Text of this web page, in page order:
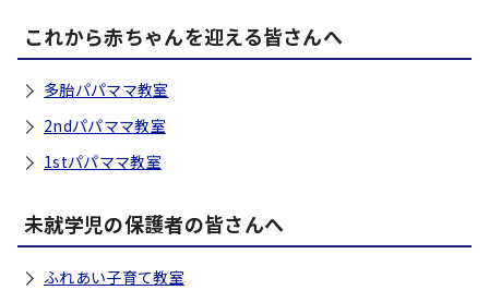
これから赤ちゃんを迎える皆さんへ
多胎パパママ教室
2ndパパママ教室
1stパパママ教室
未就学児の保護者の皆さんへ
ふれあい子育て教室